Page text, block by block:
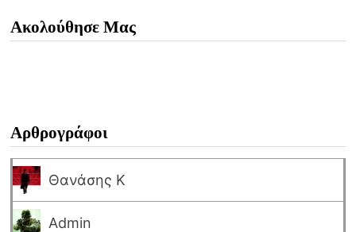
Ακολούθησε Μας
Αρθρογράφοι
Θανάσης Κ
Admin